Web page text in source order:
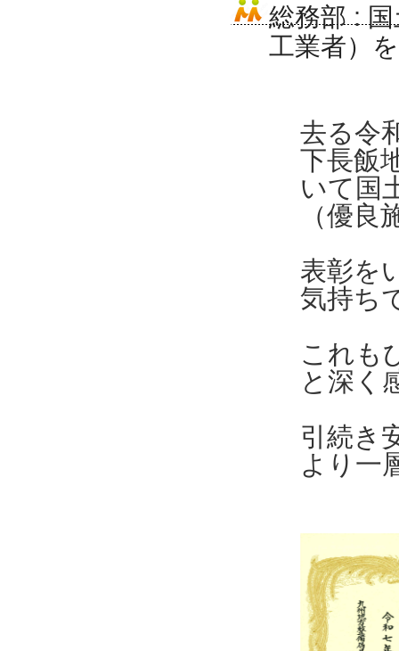
総務部 :
工業者）
去る令
下長飯
いて国
（優
表彰を
気持ち
これも
と深く
引続き
より一